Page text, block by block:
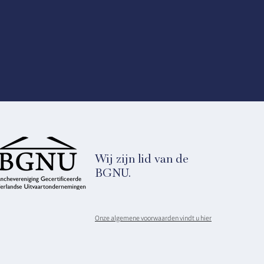
Wij zijn lid van de
BGNU.
Onze algemene voorwaarden vindt u hier